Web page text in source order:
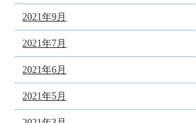
2021年9月
2021年7月
2021年6月
2021年5月